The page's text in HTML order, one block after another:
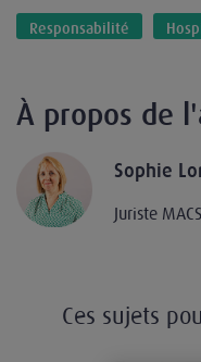
Responsabilité
À propos de
Sophie
Juriste
Ces sujets